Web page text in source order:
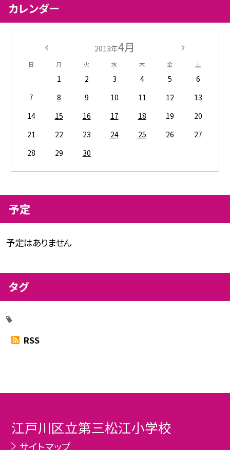
カレンダー
2013年4月
日 月 火 水 木 金 土
1 2 3 4 5
6
7
8 9 10 11 12
13
14
15 16 17 18 19
20
21
22 23 24 25 26
27
28
29 30
予定
予定はありません
タグ
RSS
江戸川区立第三松江小学校
サイトマップ